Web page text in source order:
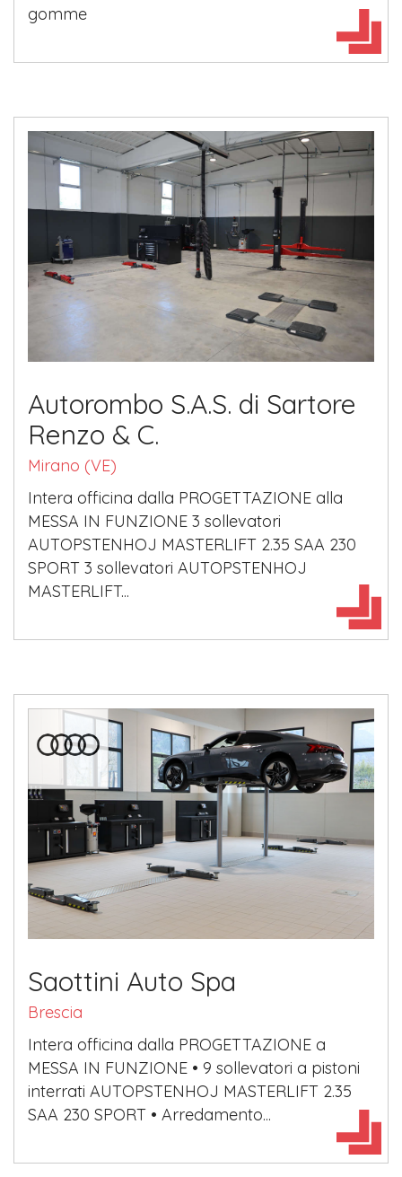
gomme
Autorombo S.A.S. di Sartore
Renzo & C.
Mirano (VE)
Intera officina dalla PROGETTAZIONE alla
MESSA IN FUNZIONE 3 sollevatori
AUTOPSTENHOJ MASTERLIFT 2.35 SAA 230
SPORT 3 sollevatori AUTOPSTENHOJ
MASTERLIFT...
Saottini Auto Spa
Brescia
Intera officina dalla PROGETTAZIONE a
MESSA IN FUNZIONE • 9 sollevatori a pistoni
interrati AUTOPSTENHOJ MASTERLIFT 2.35
SAA 230 SPORT • Arredamento...